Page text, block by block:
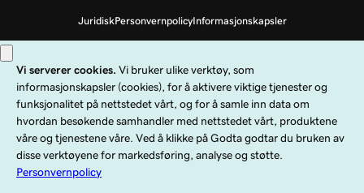
JuridiskPersonvernpolicyInformasjonskapsler
Copyright © 1999–2026 GoDaddy Operating Company, LLC. Med enerett.
GoDaddy-ordmerket er et registrert varemerke som tilhører GoDaddy
Operating Company, LLC i USA og andre land. «GO»-logoen er et registrert
varemerke som tilhører GoDaddy.com, LLC i USA.
Bruk av dette nettstedet er underlagt spesifikke bruksbetingelser. Ved å bruke
dette nettstedet bekrefter du at du er underlagt disse